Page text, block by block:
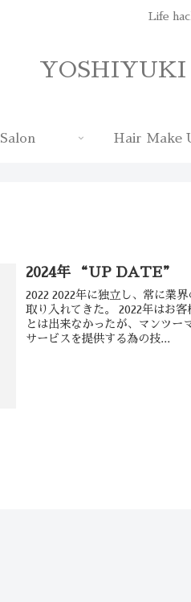
Life
YOSHIYUKI
Salon Hair Make
2024年 “UP DATE”
2022 2022年に独立し、常に業
取り入れてきた。 2022年はお
とは出来なかったが、マンツー
サービスを提供する為の技...